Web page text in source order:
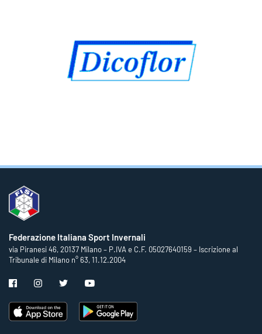
Federazione Italiana Sport Invernali
via Piranesi 46, 20137 Milano – P.IVA e C.F. 05027640159 – Iscrizione al
Tribunale di Milano n° 63, 11.12.2004